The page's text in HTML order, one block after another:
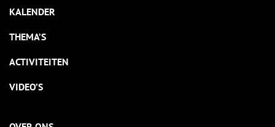
KALENDER
THEMA’S
ACTIVITEITEN
VIDEO’S